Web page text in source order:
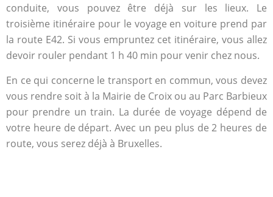
conduite, vous pouvez être déjà sur les lieux. Le
troisième itinéraire pour le voyage en voiture prend par
la route E42. Si vous empruntez cet itinéraire, vous allez
devoir rouler pendant 1 h 40 min pour venir chez nous.
En ce qui concerne le transport en commun, vous devez
vous rendre soit à la Mairie de Croix ou au Parc Barbieux
pour prendre un train. La durée de voyage dépend de
votre heure de départ. Avec un peu plus de 2 heures de
route, vous serez déjà à Bruxelles.